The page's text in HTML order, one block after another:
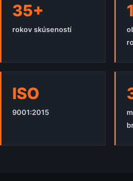
35+
rokov skúseností
ISO
9001:2015